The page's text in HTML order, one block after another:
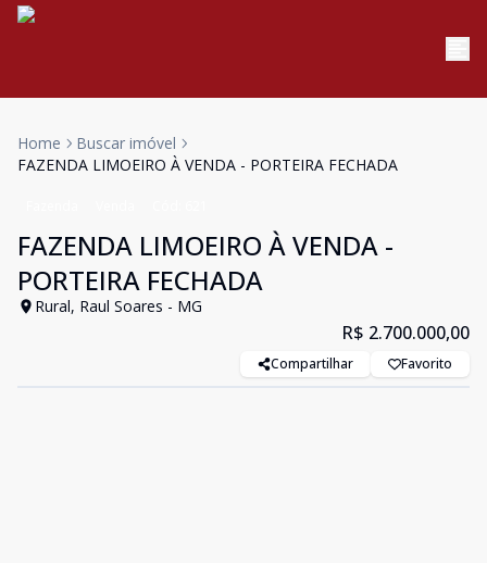
Home
Buscar imóvel
FAZENDA LIMOEIRO À VENDA - PORTEIRA FECHADA
FAZENDA LIMOEIRO À VENDA -
PORTEIRA FECHADA
Rural, Raul Soares - MG
R$ 2.700.000,00
Compartilhar Favorito